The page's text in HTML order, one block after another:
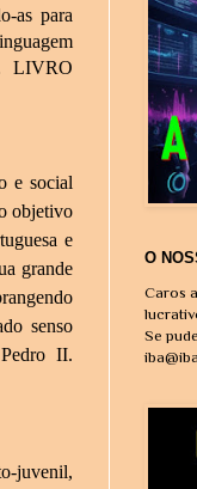
as para
LIVRO
e social
objetivo
e
grande
senso
II.
juvenil,
O
Caros
Se